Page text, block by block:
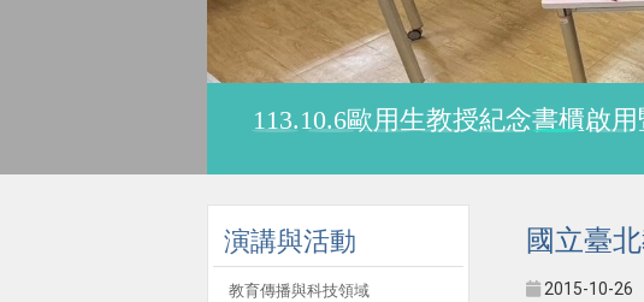
113.10.6歐用生教授紀念書櫃啟
演講與活動
教育傳播與科技領域
國立臺
2015-10-26